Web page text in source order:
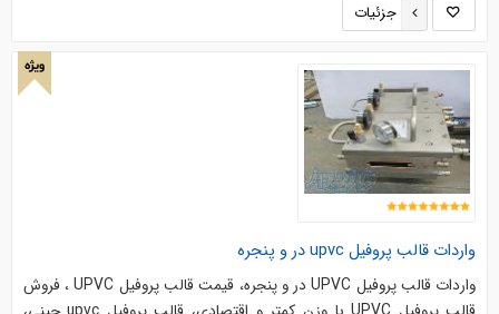
جزئیات
ویژه
واردات قالب پروفیل upvc در و پنجره
واردات قالب پروفیل UPVC در و پنجره، قیمت قالب پروفیل UPVC ، فروش